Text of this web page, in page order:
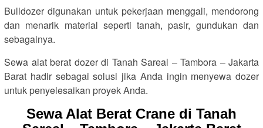
Bulldozer digunakan untuk pekerjaan menggali, mendorong
dan menarik material seperti tanah, pasir, gundukan dan
sebagainya.
Sewa alat berat dozer di Tanah Sareal – Tambora – Jakarta
Barat hadir sebagai solusi jika Anda ingin menyewa dozer
untuk penyelesaikan proyek Anda.
Sewa Alat Berat Crane di Tanah